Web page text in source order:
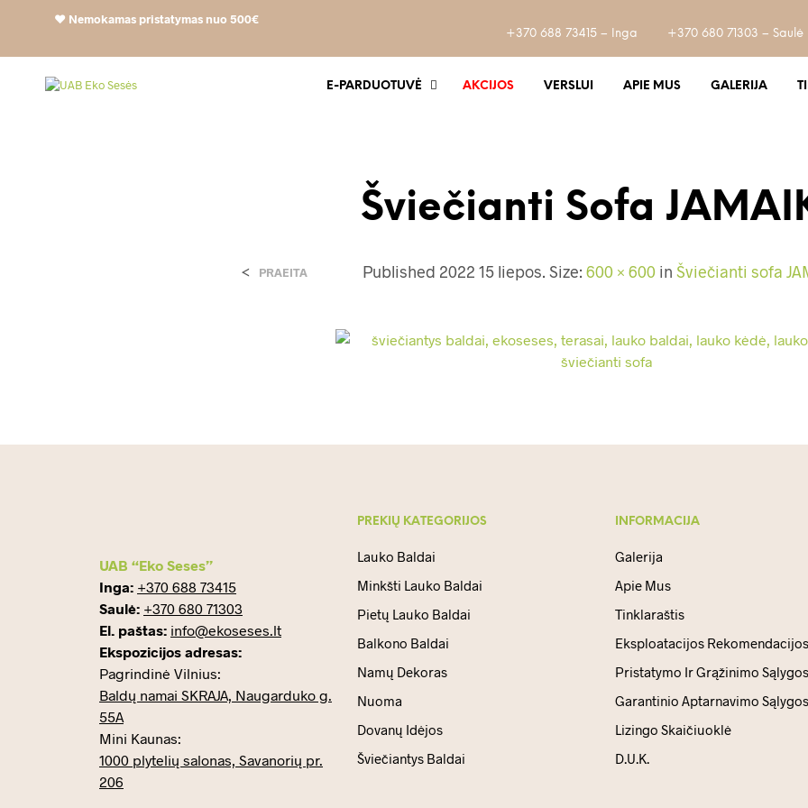
❤️ Nemokamas pristatymas nuo 500€
+370 688 73415 – Inga +370 680 71303 – Saulė
E-PARDUOTUVĖ AKCIJOS VERSLUI APIE MUS GALERIJA
Šviečianti Sofa
Published 2022 15 liepos. Size: 600 × 600in Šviečianti sofa
< PRAEITA
UAB “Eko Seses”
Inga: +370 688 73415
Saulė: +370 680 71303
El. paštas: info@ekoseses.lt
Ekspozicijos adresas:
Pagrindinė Vilnius:
Baldų namai SKRAJA, Naugarduko g.
55A
Mini Kaunas:
1000 plytelių salonas, Savanorių pr.
206
PREKIŲ KATEGORIJOS
Lauko Baldai
Minkšti Lauko Baldai
Pietų Lauko Baldai
Balkono Baldai
Namų Dekoras
Nuoma
Dovanų Idėjos
Šviečiantys Baldai
INFORMACIJA
Galerija
Apie Mus
Tinklaraštis
Eksploatacijos Rekomendacijos
Pristatymo Ir Grąžinimo Sąlygos
Garantinio Aptarnavimo Sąlygos
Lizingo Skaičiuoklė
D.U.K.